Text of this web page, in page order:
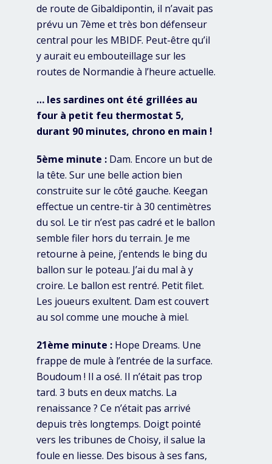
de route de Gibaldipontin, il n’avait pas
prévu un 7ème et très bon défenseur
central pour les MBIDF. Peut-être qu’il
y aurait eu embouteillage sur les
routes de Normandie à l’heure actuelle.
… les sardines ont été grillées au
four à petit feu thermostat 5,
durant 90 minutes, chrono en main !
5ème minute : Dam. Encore un but de
la tête. Sur une belle action bien
construite sur le côté gauche. Keegan
effectue un centre-tir à 30 centimètres
du sol. Le tir n’est pas cadré et le ballon
semble filer hors du terrain. Je me
retourne à peine, j’entends le bing du
ballon sur le poteau. J’ai du mal à y
croire. Le ballon est rentré. Petit filet.
Les joueurs exultent. Dam est couvert
au sol comme une mouche à miel.
21ème minute : Hope Dreams. Une
frappe de mule à l’entrée de la surface.
Boudoum ! Il a osé. Il n’était pas trop
tard. 3 buts en deux matchs. La
renaissance ? Ce n’était pas arrivé
depuis très longtemps. Doigt pointé
vers les tribunes de Choisy, il salue la
foule en liesse. Des bisous à ses fans,